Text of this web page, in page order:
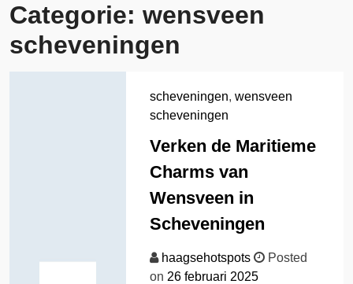
Categorie: wensveen
scheveningen
scheveningen,wensveen
scheveningen
Verken de Maritieme
Charms van
Wensveen in
Scheveningen
haagsehotspots
Posted
on26 februari 2025